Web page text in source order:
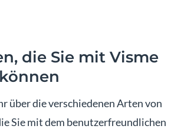
die Sie mit Visme
über die verschiedenen Arten von
Sie mit dem benutzerfreundlichen